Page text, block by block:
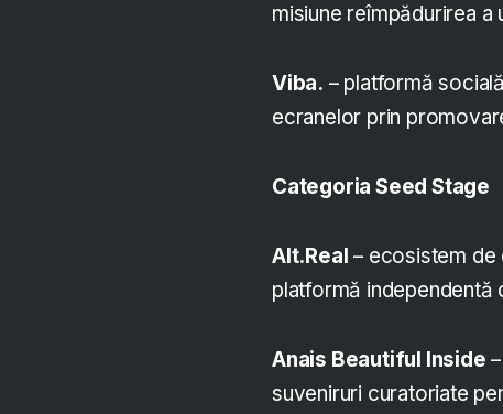
misiune reîmpădurirea a
Viba. – platformă
ecranelor prin
Categoria Seed Stage
Alt.Real – ecosistem de
platformă independentă
Anais Beautiful Inside
suveniruri curatoriate